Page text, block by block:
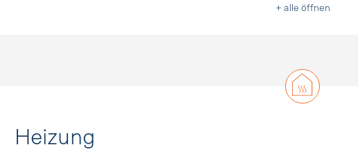
+ alle öffnen
Heizung